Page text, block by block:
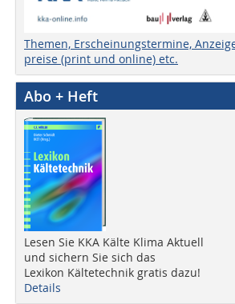
Themen, Erscheinungstermine,
preise (print und online) etc.
Abo + Heft
Lesen Sie KKA Kälte Klima Aktuell
und sichern Sie sich das
Lexikon Kältetechnik gratis dazu!
Details